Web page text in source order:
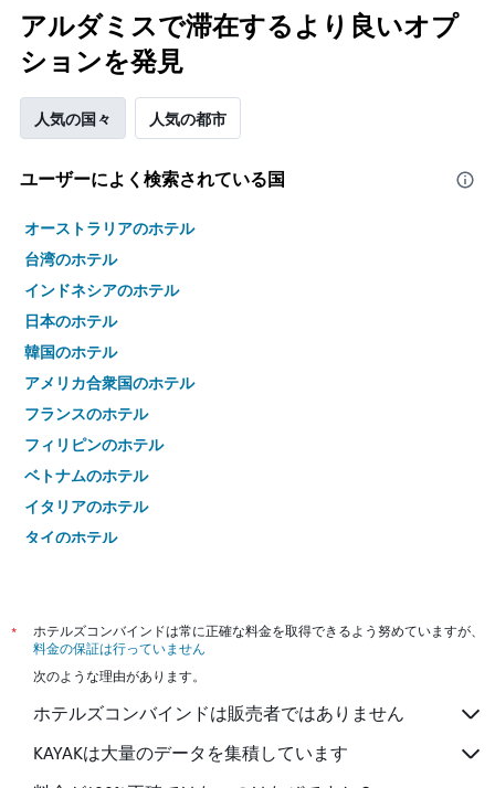
アルダミスで滞在するより良いオプ
ションを発見
人気の国々 人気の都市
ユーザーによく検索されている国
オーストラリアのホテル
台湾のホテル
インドネシアのホテル
日本のホテル
韓国のホテル
アメリカ合衆国のホテル
フランスのホテル
フィリピンのホテル
ベトナムのホテル
イタリアのホテル
タイのホテル
*
ホテルズコンバインドは常に正確な料金を取得できるよう努めていますが、
料金の保証は行っていません
次のような理由があります。
ホテルズコンバインドは販売者ではありません
KAYAKは大量のデータを集積しています